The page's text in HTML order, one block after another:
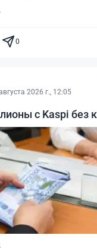
0
2026 г., 12:05
с Kaspi без